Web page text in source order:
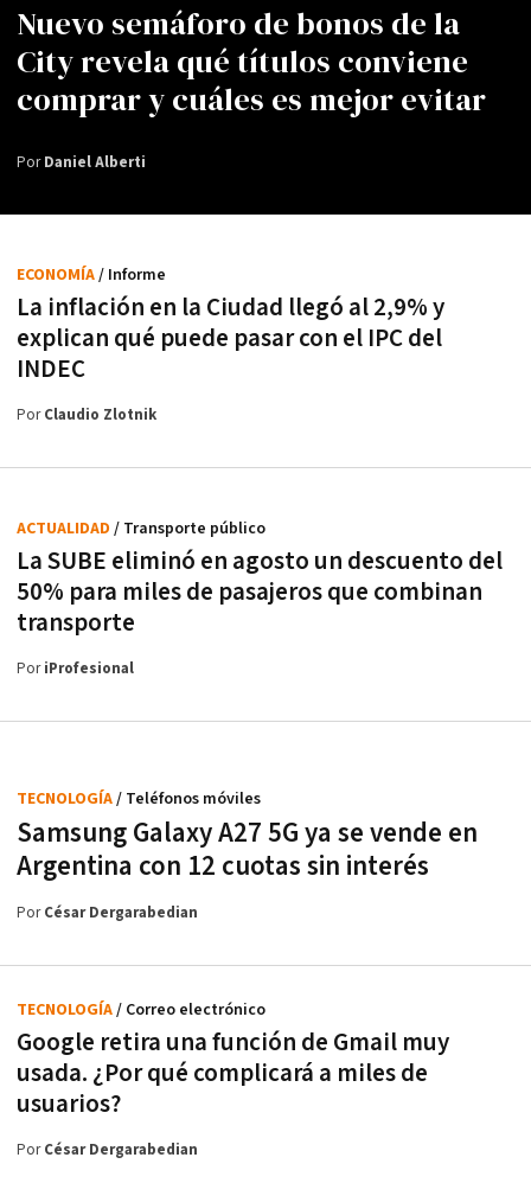
Nuevo semáforo de bonos de la
City revela qué títulos conviene
comprar y cuáles es mejor evitar
PorDaniel Alberti
La inflación en la Ciudad llegó al 2,9% y
explican qué puede pasar con el IPC del
INDEC
ECONOMÍA/ Informe
PorClaudio Zlotnik
La SUBE eliminó en agosto un descuento del
50% para miles de pasajeros que combinan
transporte
ACTUALIDAD / Transporte público
PoriProfesional
Samsung Galaxy A27 5G ya se vende en
Argentina con 12 cuotas sin interés
TECNOLOGÍA/ Teléfonos móviles
PorCésar Dergarabedian
Google retira una función de Gmail muy
usada. ¿Por qué complicará a miles de
usuarios?
TECNOLOGÍA/ Correo electrónico
PorCésar Dergarabedian